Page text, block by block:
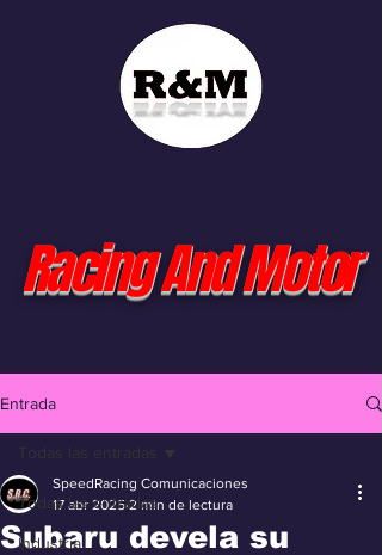
Racing And Motor
Entrada
Todas las entradas
Industria
Todas las entradas
Subaru devela su
SpeedRacing Comunicaciones
17 abr 2025 2 min de lectura